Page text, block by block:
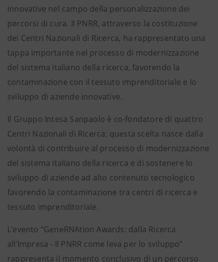
innovative nel campo della personalizzazione dei
percorsi di cura. Il PNRR, attraverso la costituzione
dei Centri Nazionali di Ricerca, ha rappresentato una
tappa importante nel processo di modernizzazione
del sistema italiano della ricerca, favorendo la
contaminazione con il tessuto imprenditoriale e lo
sviluppo di aziende innovative.
Il Gruppo Intesa Sanpaolo è co-fondatore di quattro
Centri Nazionali di Ricerca; questa scelta nasce dalla
volontà di contribuire al processo di modernizzazione
del sistema italiano della ricerca e di sostenere lo
sviluppo di aziende ad alto contenuto tecnologico
favorendo la contaminazione tra centri di ricerca e
tessuto imprenditoriale.
L’evento “GeneRNAtion Awards: dalla Ricerca
all’Impresa - Il PNRR come leva per lo sviluppo”
rappresenta il momento conclusivo di un percorso